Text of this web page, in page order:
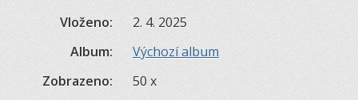
Vloženo:
2. 4. 2025
Album:
Výchozí album
Zobrazeno:
50 x